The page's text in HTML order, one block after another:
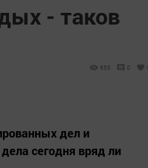
- таков
653 0
дел и
сегодня вряд ли